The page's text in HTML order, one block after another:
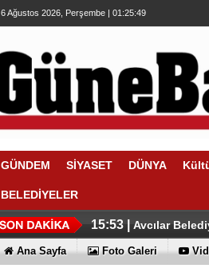
6 Ağustos 2026, Perşembe | 01:25:50
GÜNDEM SİYASET DÜNYA
BELEDİYELER
16:19 |Abdullah
16:01 |Üsküdar
15:53 | Avcılar
Ana Sayfa Foto Galeri